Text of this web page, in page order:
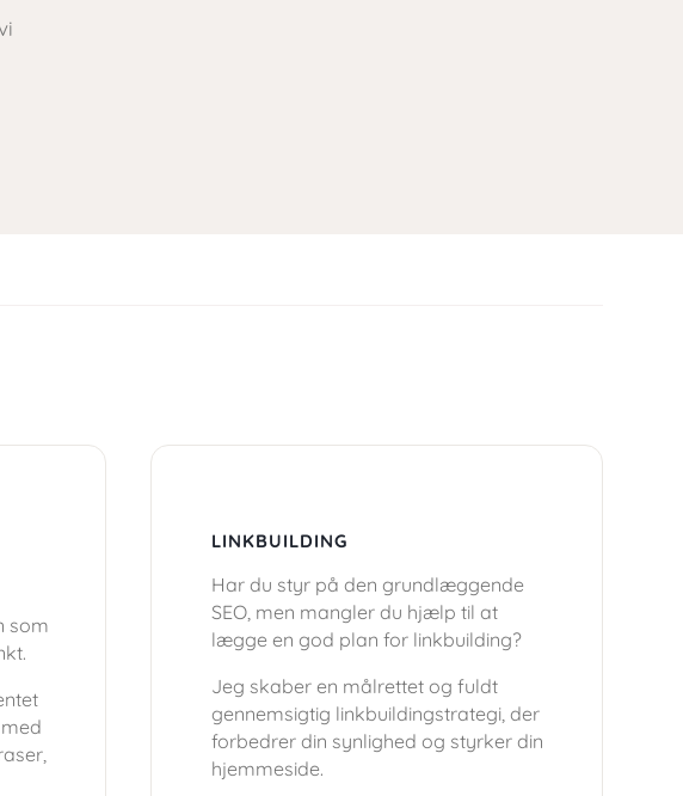
som
LINKBUILDING
Har du styr på den grundlæggende
SEO, men mangler du hjælp til at
lægge en god plan for linkbuilding?
Jeg skaber en målrettet og fuldt
gennemsigtig linkbuildingstrategi, der
forbedrer din synlighed og styrker din
hjemmeside.